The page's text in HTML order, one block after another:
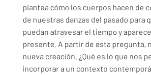
plantea cómo los cuerpos hacen de
de nuestras danzas del pasado para
puedan atravesar el tiempo y
presente. A partir de esta pregunta,
nueva creación. ¿Qué es lo que nos
incorporar a un contexto